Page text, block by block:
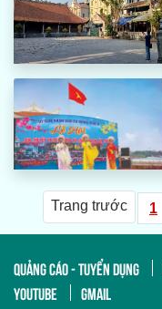
Trang trước 1
QUẢNG CÁO - TUYỂN DỤNG
YOUTUBE
GMAIL